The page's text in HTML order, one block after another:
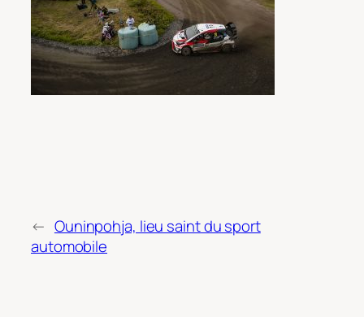
← Ouninpohja, lieu saint du sport
automobile